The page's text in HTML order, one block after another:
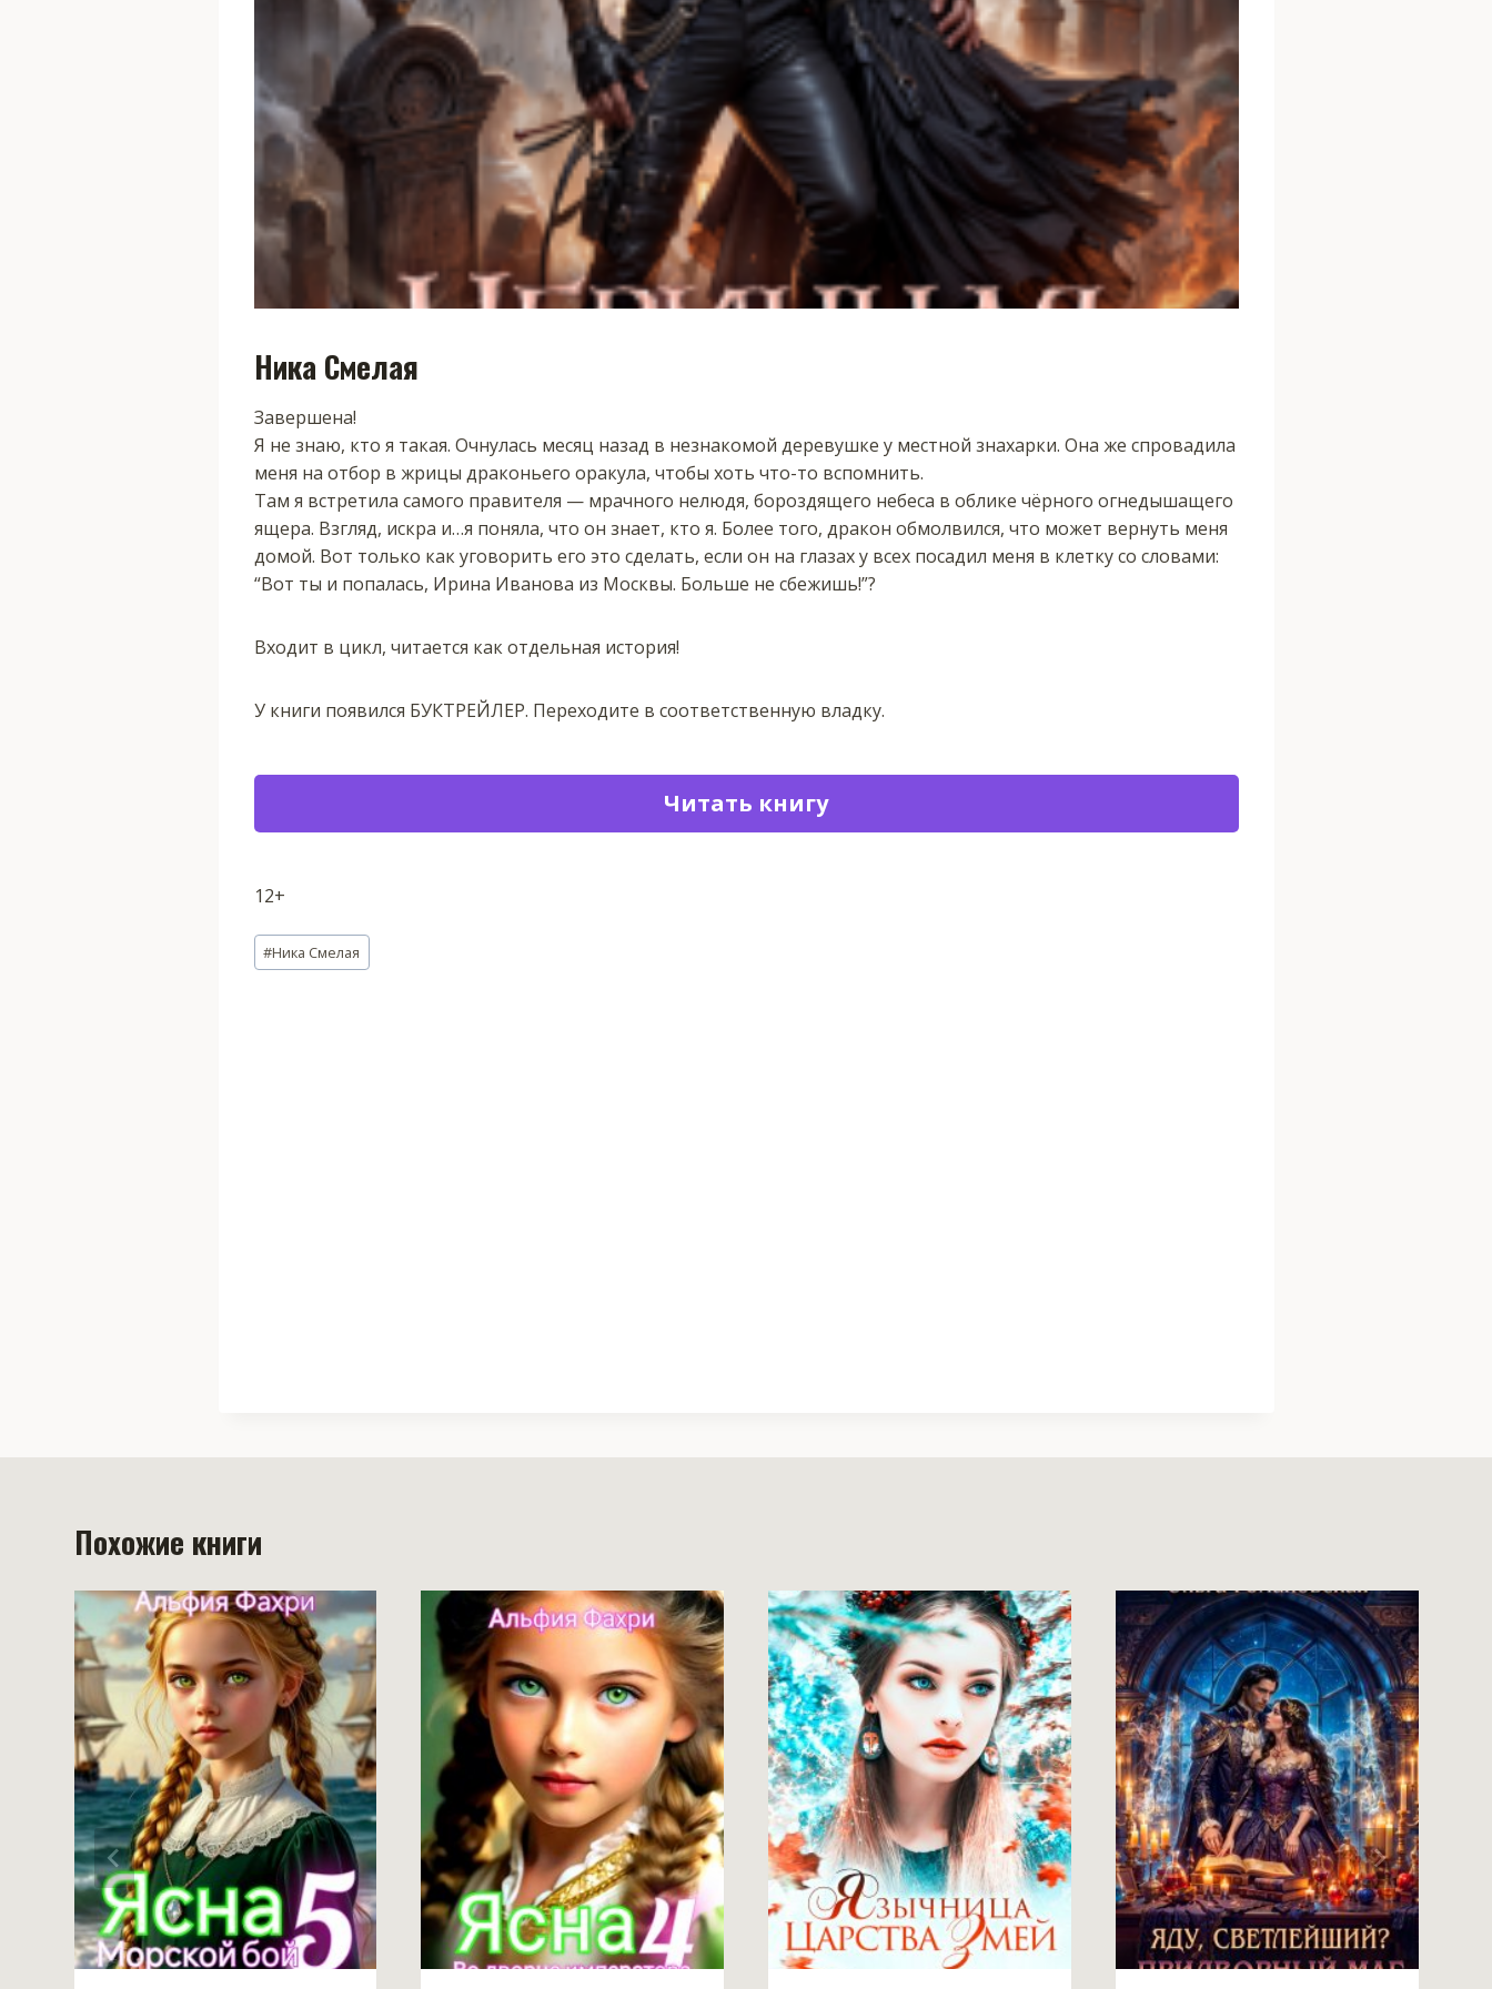
Ника Смелая
Завершена!
Я не знаю, кто я такая. Очнулась месяц назад в незнакомой деревушке у местной знахарки. Она же спровадила
меня на отбор в жрицы драконьего оракула, чтобы хоть что-то вспомнить.
Там я встретила самого правителя — мрачного нелюдя, бороздящего небеса в облике чёрного огнедышащего
ящера. Взгляд, искра и…я поняла, что он знает, кто я. Более того, дракон обмолвился, что может вернуть меня
домой. Вот только как уговорить его это сделать, если он на глазах у всех посадил меня в клетку со словами:
“Вот ты и попалась, Ирина Иванова из Москвы. Больше не сбежишь!”?
Входит в цикл, читается как отдельная история!
У книги появился БУКТРЕЙЛЕР. Переходите в соответственную владку.
Читать книгу
12+
Метки
записи:
#Ника Смелая
Похожие книги